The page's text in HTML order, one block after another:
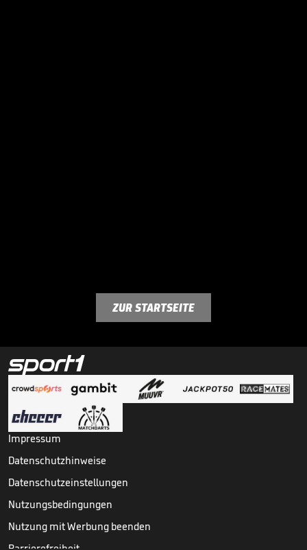
ZUR STARTSEITE
Impressum
Datenschutzhinweise
Datenschutzeinstellungen
Nutzungsbedingungen
Nutzung mit Werbung beenden